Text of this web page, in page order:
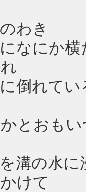
わき
なにか
倒れて
とおもい
溝の水に
けて